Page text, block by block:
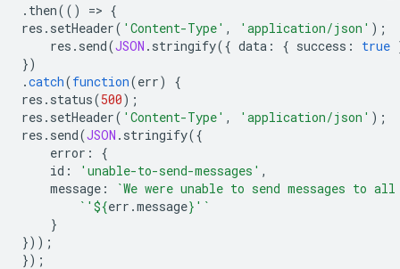
. then(() => {
res . setHeader( 'Content-Type' , 'application/json' );
res . send(JSON . stringify({ data : { success : true
})
.catch(function(err)
{
res . status(500);
res . setHeader( 'Content-Type' , 'application/json' );
res . send(JSON . stringify({
error :
{
id : 'unable-to-send-messages' ,
message :
`We were unable to send messages to
`' ${err .message} '`
}
}));
});